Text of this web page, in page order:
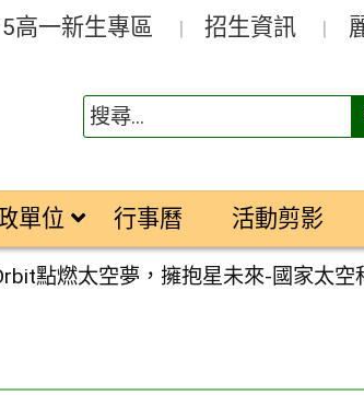
高一新生專區 招生資訊
單位 行事曆 活動剪影
點燃太空夢，擁抱星未來-國家太空